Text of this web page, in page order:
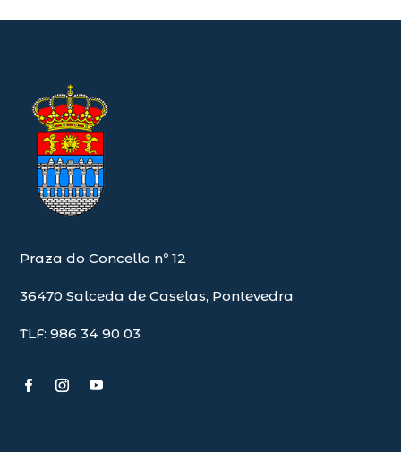
Praza do Concello nº 12
36470 Salceda de Caselas, Pontevedra
TLF: 986 34 90 03